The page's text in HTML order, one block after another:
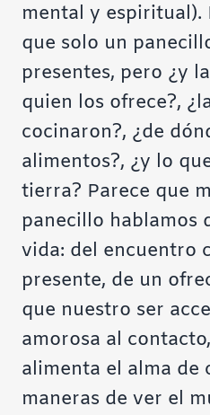
mental y espiritual).
que solo un
presentes, pero ¿y
quien los ofrece?,
cocinaron?, ¿de
alimentos?, ¿y lo
tierra? Parece que
panecillo hablamos
vida: del encuentro
presente, de un
que nuestro ser
amorosa al
alimenta el alma de
maneras de ver el